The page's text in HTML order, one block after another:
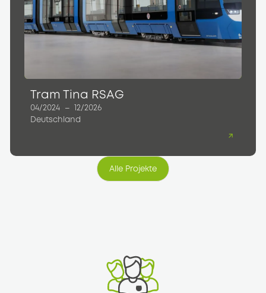
Tram Tina RSAG
04/2024 –
12/2026
Deutschland
Alle Projekte
Alle Projekte